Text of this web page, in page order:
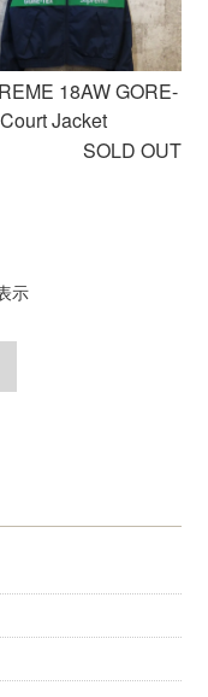
18AW GORE-
Jacket
SOLD OUT
示